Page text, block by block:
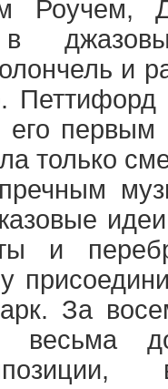
Роучем,
и
его
только
и
За